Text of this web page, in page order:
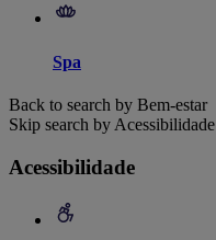
Spa
Back to search by Bem-estar
Skip search by Acessibilidade
Acessibilidade